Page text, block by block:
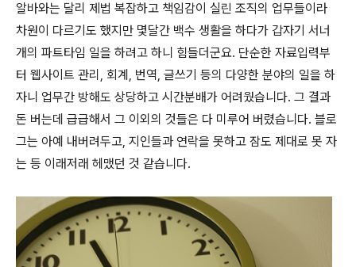
알바와는 달리 제법 복잡하고 책임감이 실린 조직의 업무들이라
차원이 다르기도 했지만 몇달간 백수 생활을 하다가 갑자기 서너
개의 파트타임 일을 하려고 하니 힘들더군요. 단순한 자료입력부
터 웹사이트 관리, 회계, 번역, 글쓰기 등의 다양한 분야의 일을 하
자니 업무간 방해도 상당하고 시간분배가 어려웠습니다. 그 결과
돈 버는데 급급해서 그 이외의 것들은 다 미루어 버렸습니다. 블로
그는 아예 내버려두고, 지인들과 연락을 못하고 잠도 제대로 못 자
는 등 이래저래 헤맸던 것 같습니다.